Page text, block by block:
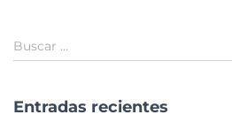
Buscar …
Entradas recientes